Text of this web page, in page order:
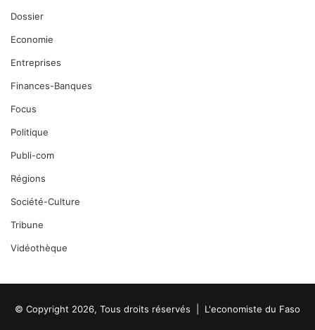
Dossier
Economie
Entreprises
Finances-Banques
Focus
Politique
Publi-com
Régions
Société-Culture
Tribune
Vidéothèque
© Copyright 2026, Tous droits réservés | L'economiste du Faso